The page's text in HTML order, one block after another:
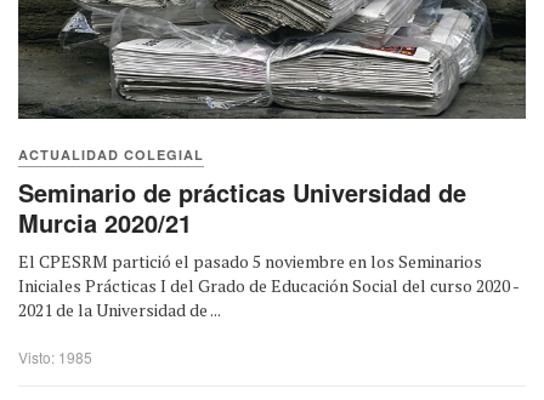
ACTUALIDAD COLEGIAL
Seminario de prácticas Universidad de
Murcia 2020/21
El CPESRM partició el pasado 5 noviembre en los Seminarios
Iniciales Prácticas I del Grado de Educación Social del curso 2020 -
2021 de la Universidad de ...
Visto: 1985